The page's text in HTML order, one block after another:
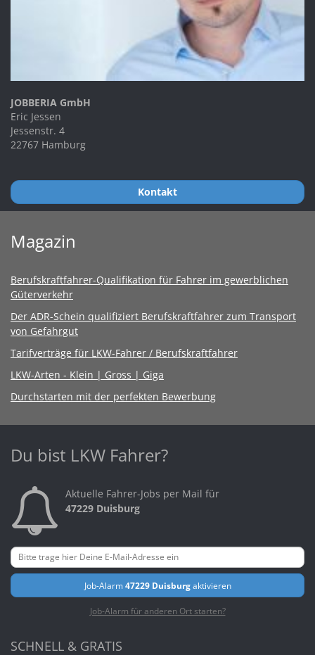
JOBBERIA GmbH
Eric Jessen
Jessenstr. 4
22767 Hamburg
Kontakt
Magazin
Berufskraftfahrer-Qualifikation für Fahrer im gewerblichen
Güterverkehr
Der ADR-Schein qualifiziert Berufskraftfahrer zum Transport
von Gefahrgut
Tarifverträge für LKW-Fahrer / Berufskraftfahrer
LKW-Arten - Klein | Gross | Giga
Durchstarten mit der perfekten Bewerbung
Du bist LKW Fahrer?
Aktuelle Fahrer-Jobs per Mail für
47229 Duisburg
Job-Alarm47229 Duisburgaktivieren
Job-Alarm für anderen Ort starten?
SCHNELL & GRATIS